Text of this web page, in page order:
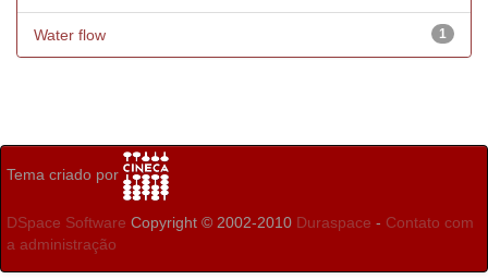
1
Water flow
Tema criado por
DSpace Software Copyright © 2002-2010 Duraspace - Contato com
a administração